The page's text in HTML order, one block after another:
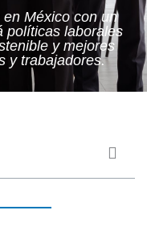
México con un
políticas laborales
y mejores
y trabajadores.